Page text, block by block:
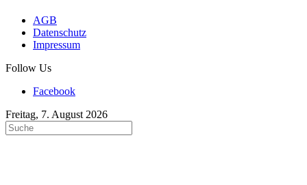
AGB
Datenschutz
Impressum
Follow Us
Facebook
Freitag, 7. August 2026